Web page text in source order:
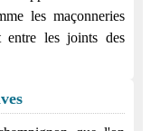
les maçonneries
entre les joints des